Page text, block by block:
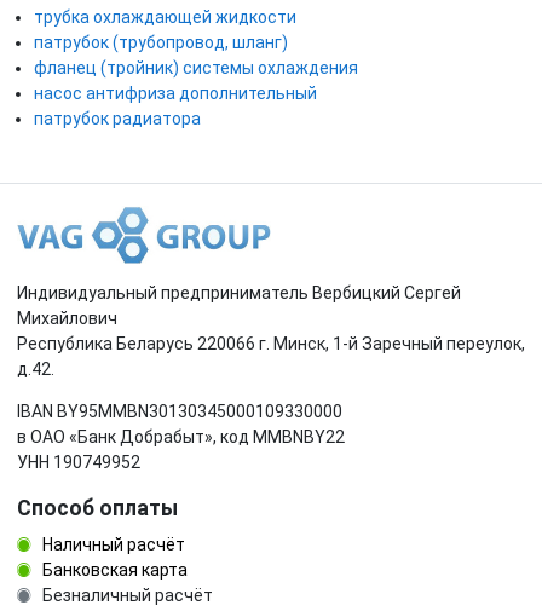
трубка охлаждающей жидкости
патрубок (трубопровод, шланг)
фланец (тройник) системы охлаждения
насос антифриза дополнительный
патрубок радиатора
Индивидуальный предприниматель Вербицкий Сергей
Михайлович
Республика Беларусь 220066 г. Минск, 1-й Заречный переулок,
д.42.
IBAN BY95MMBN30130345000109330000
в ОАО «Банк Добрабыт», код MMBNBY22
УНН 190749952
Способ оплаты
Наличный расчёт
Банковская карта
Безналичный расчёт